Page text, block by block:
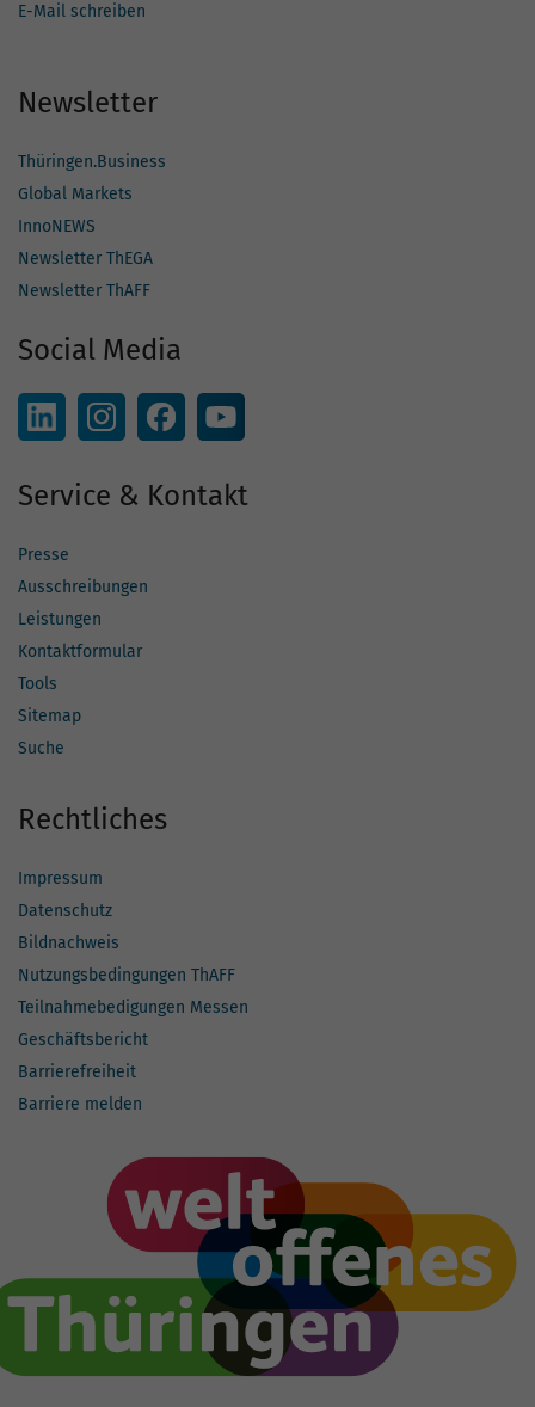
E-Mail schreiben
Newsletter
Thüringen.Business
Global Markets
InnoNEWS
Newsletter ThEGA
Newsletter ThAFF
Social Media
Service & Kontakt
Presse
Ausschreibungen
Leistungen
Kontaktformular
Tools
Sitemap
Suche
Rechtliches
Impressum
Datenschutz
Bildnachweis
Nutzungsbedingungen ThAFF
Teilnahmebedigungen Messen
Geschäftsbericht
Barrierefreiheit
Barriere melden